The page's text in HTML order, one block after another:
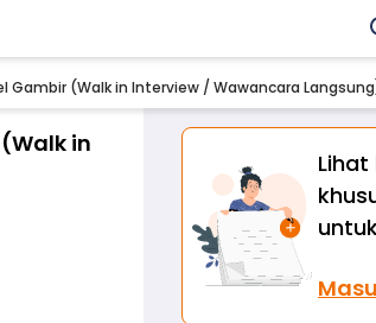
(Walk in Interview / Wawancara
in